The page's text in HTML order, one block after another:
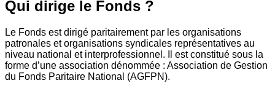
Qui dirige le Fonds ?
Le Fonds est dirigé paritairement par les organisations
patronales et organisations syndicales représentatives au
niveau national et interprofessionnel. Il est constitué sous la
forme d’une association dénommée : Association de Gestion
du Fonds Paritaire National (AGFPN).